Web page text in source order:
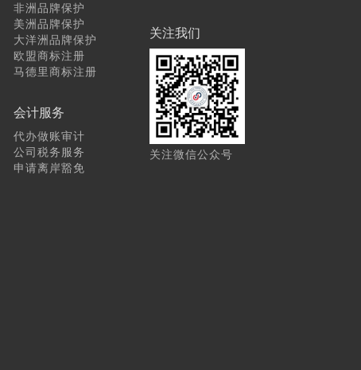
非洲品牌保护
美洲品牌保护
大洋洲品牌保护
欧盟商标注册
马德里商标注册
会计服务
代办做账审计
公司税务服务
申请离岸豁免
关注我们
关注微信公众号